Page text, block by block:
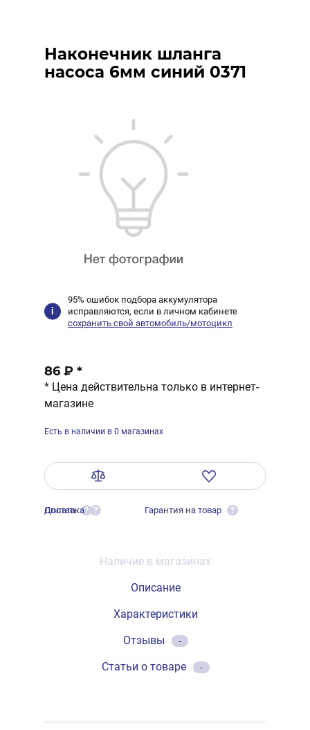
Наконечник шланга
насоса 6мм синий 0371
95% ошибок подбора аккумулятора
исправляются, если в личном кабинете
сохранить свой автомобиль/мотоцикл
86 ₽ *
* Цена действительна только в интернет-
магазине
Есть в наличии в 0 магазинах
Оплата ?
Доставка ? Гарантия на товар ?
Наличие в магазинах
Описание
Характеристики
Отзывы
-
Статьи о товаре -